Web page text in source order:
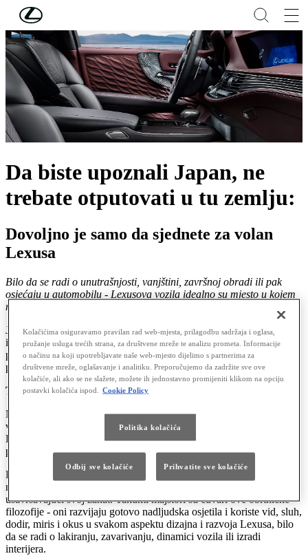
Skip to Main Content
Da biste upoznali Japan, ne
trebate otputovati u tu zemlju:
Dovoljno je samo da sjednete za volan
Lexusa
Bilo da se radi o unutrašnjosti, vanjštini, završnoj obradi ili pak
osjećaju u automobilu - Lexusova vozila idealno su mjesto u kojem
možete osjetiti i upoznati duh Zemlje izlazećeg sunca.
Japanska kultura bogata je mudrostima i filozofijama, u čijem duhu
i dan danas žive brojni stanovnici te zemlje. Brojne od tih mudrosti
prigrlio je i Lexus, čiji se automobili proizvode u duhu nekih
poznatih filozofija.
Takumiji - Majstorstvo bez premca
Možda i najpoznatija filozofija koju Lexus njeguje u svojim
vozilima je Takumi majstorstvo. Takumiji su majstori zaposleni u
Lexusovim tvornicama, koji su zaduženi za to da Lexusovi
proiozvodi budu neupitne kvalitete.
Da bi majstor stekao prestižnu titulu Takumi majstora, pojedinac
mora provesti najmanje 60 000 sati, što je oko 30 godina,
usavršavajući svoj zanat. Takumi majstori su čuvari ove obrtničke
filozofije - oni razvijaju gotovo nadljudska osjetila i koriste vid, sluh,
dodir, miris i okus u svakom aspektu dizajna i razvoja Lexusa, bilo
da se radi o lakiranju, zavarivanju, dinamici vozila ili izradi
interijera.
Kolačićima osiguravamo pravilan rad web-mjesta, prilagodbu sadržaja i oglasa,
pružanje usluga trećih strana, za društvene mreže te analizu prometa. Informacije
o načinu na koji upotrebljavate naše web-mjesto dijelimo s partnerima za
društvene mreže, oglašavanje i analitiku. Preporučujemo da zadržite sve ove
kolačiće, ali ako se ne slažete, možete ih jednostavno promijeniti klikom na opciju
postavki kolačića ispod.
Cookie Policy
Politika kolačića
Odbij sve kolačiće Prihvatite sve kolačiće